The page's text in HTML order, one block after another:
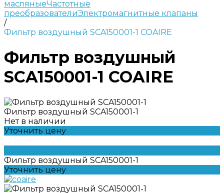
масляныеЧастотные
преобразователиЭлектромагнитные клапаны
/
Фильтр воздушный SCA150001-1 COAIRE
Фильтр воздушный
SCA150001-1 COAIRE
Фильтр воздушный SCA150001-1
Нет в наличии
Уточнить цену
Фильтр воздушный SCA150001-1
Уточнить цену